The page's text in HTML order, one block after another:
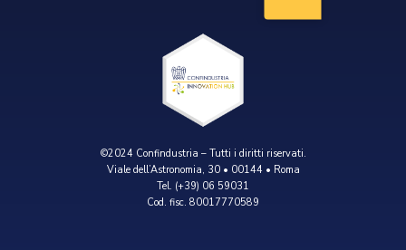
©2024 Confindustria – Tutti i diritti riservati.
Viale dell’Astronomia, 30 • 00144 • Roma
Tel. (+39) 06 59031
Cod. fisc. 80017770589